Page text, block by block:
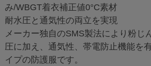
み/WBGT着衣補正値0°C素材
耐水圧と通気性の両立を実現
メーカー独自のSMS製法により粉じ
圧に加え、通気性、帯電防止機能を
イプの防護服です。